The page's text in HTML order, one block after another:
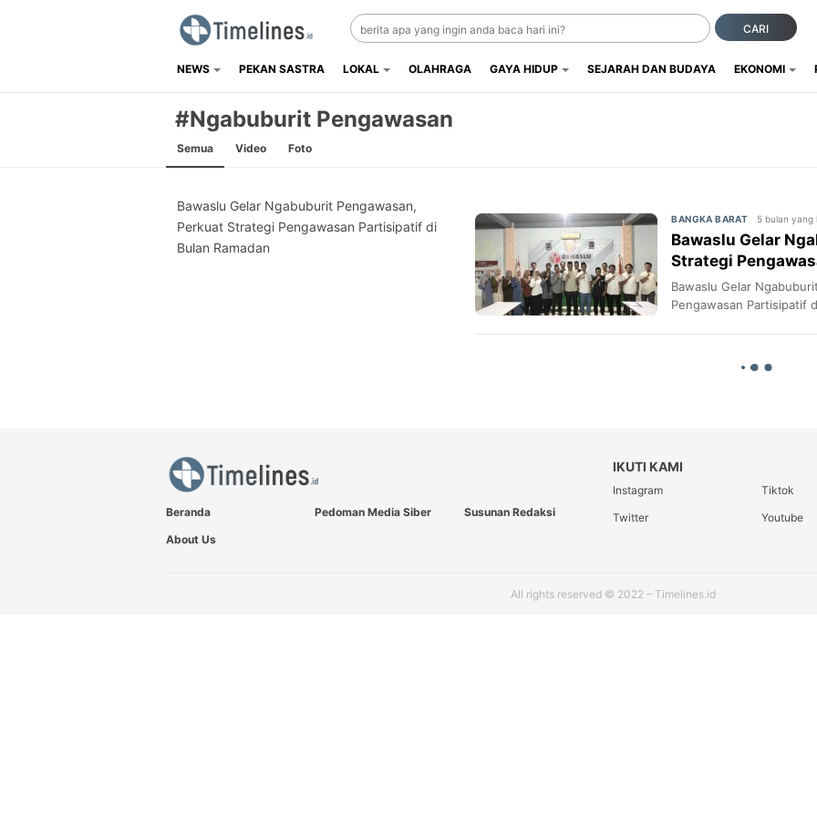
Timelines.id
Media Literasi, Sejarah & Budaya
CARI
NEWS PEKAN SASTRA LOKAL OLAHRAGA GAYA HIDUP SEJARAH DAN BUDAYA EKONOMI
#Ngabuburit Pengawasan
Semua Video Foto
Bawaslu Gelar Ngabuburit Pengawasan,
Perkuat Strategi Pengawasan Partisipatif di
Bulan Ramadan
BANGKA BARAT 5 bulan yang
Bawaslu Gelar
Strategi
Ramadan
Bawaslu Gelar
Pengawasan Partisipatif
Beranda Pedoman Media Siber
Susunan Redaksi
About Us
IKUTI KAMI
Instagram Tiktok
Twitter
Youtube
All rights reserved © 2022 – Timelines.id